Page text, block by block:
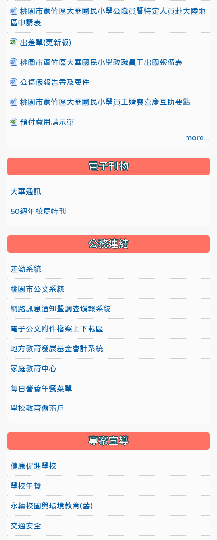
桃園市蘆竹區大華國民小學公職員暨特定人員赴大陸地
區申請表
出差單(更新版)
桃園市蘆竹區大華國民小學教職員工出國報備表
公傷假報告書及要件
桃園市蘆竹區大華國民小學員工婚喪喜慶互助要點
預付費用請示單
more...
電子刊物
大華通訊
50週年校慶特刊
公務連結
差勤系統
桃園市公文系統
網路訊息通知暨調查填報系統
電子公文附件檔案上下載區
地方教育發展基金會計系統
家庭教育中心
每日營養午餐菜單
學校教育儲蓄戶
專案宣導
健康促進學校
學校午餐
永續校園與環境教育(舊)
交通安全